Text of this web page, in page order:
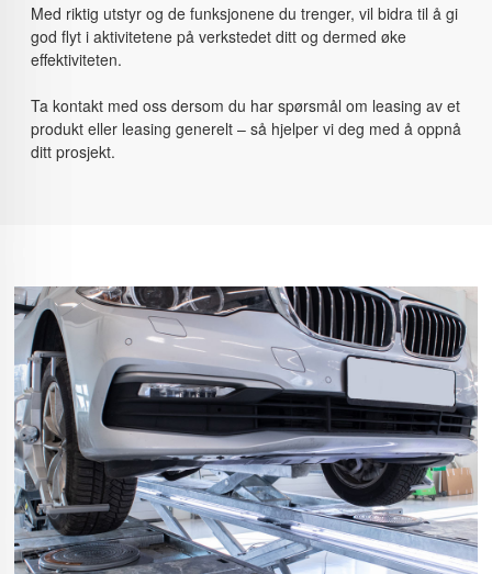
Med riktig utstyr og de funksjonene du trenger, vil bidra til å gi
god flyt i aktivitetene på verkstedet ditt og dermed øke
effektiviteten.
Ta kontakt med oss dersom du har spørsmål om leasing av et
produkt eller leasing generelt – så hjelper vi deg med å oppnå
ditt prosjekt.